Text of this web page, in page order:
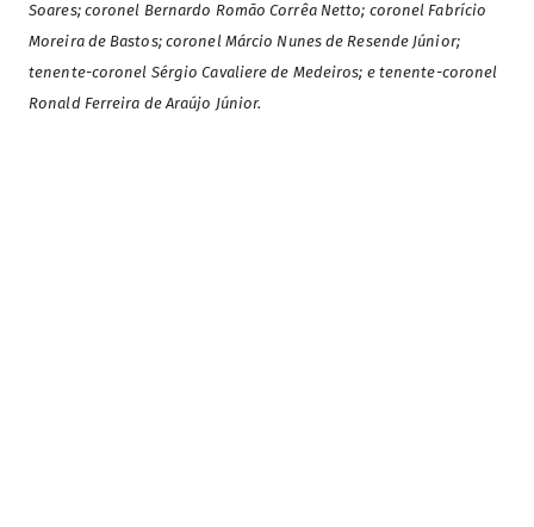
Soares; coronel Bernardo Romão Corrêa Netto; coronel Fabrício
Moreira de Bastos; coronel Márcio Nunes de Resende Júnior;
tenente-coronel Sérgio Cavaliere de Medeiros; e tenente-coronel
Ronald Ferreira de Araújo Júnior.